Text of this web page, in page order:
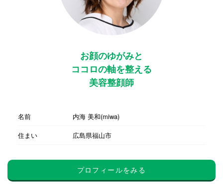
お顔のゆがみと
ココロの軸を整える
美容整顔師
名前
内海 美和(miwa)
住まい
広島県福山市
プロフィールをみる